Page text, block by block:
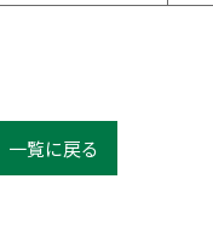
一覧に戻る